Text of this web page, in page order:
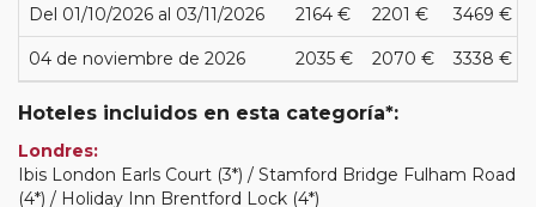
Del 01/10/2026 al 03/11/2026 2164 € 2201 € 3469 €
04 de noviembre de 2026 2035 € 2070 € 3338 €
Hoteles incluidos en esta categoría*:
Londres:
Ibis London Earls Court (3*) / Stamford Bridge Fulham Road
(4*) / Holiday Inn Brentford Lock (4*)